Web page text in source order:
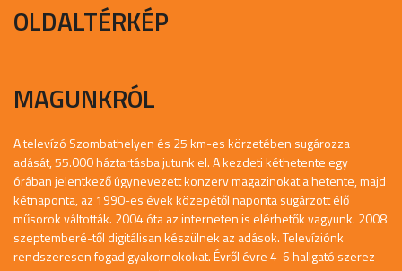
OLDALTÉRKÉP
MAGUNKRÓL
A televízó Szombathelyen és 25 km-es körzetében sugározza
adását, 55.000 háztartásba jutunk el. A kezdeti kéthetente egy
órában jelentkező úgynevezett konzerv magazinokat a hetente, majd
kétnaponta, az 1990-es évek közepétől naponta sugárzott élő
műsorok váltották. 2004 óta az interneten is elérhetők vagyunk. 2008
szeptemberé-től digitálisan készülnek az adások. Televíziónk
rendszeresen fogad gyakornokokat. Évről évre 4-6 hallgató szerez